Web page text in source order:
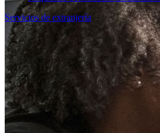
Servicios de extranjería